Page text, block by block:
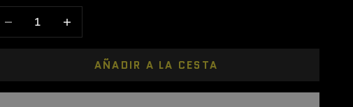
Reducir cantidadAumentar cantidad
AÑADIR A LA CESTA